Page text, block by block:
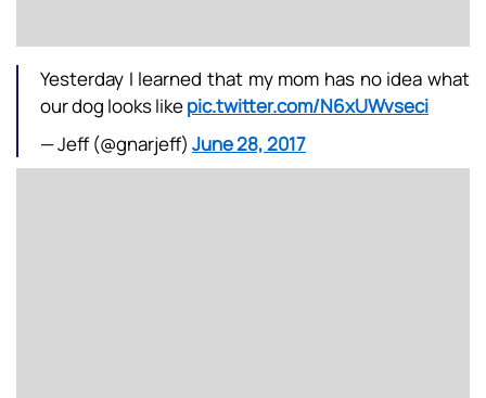
Yesterday I learned that my mom has no idea what
our dog looks likepic.twitter.com/N6xUWvseci
— Jeff (@gnarjeff) June 28, 2017